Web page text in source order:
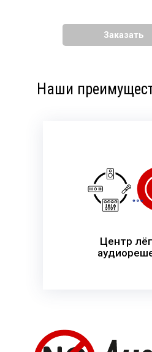
Заказать
Наши
Центр